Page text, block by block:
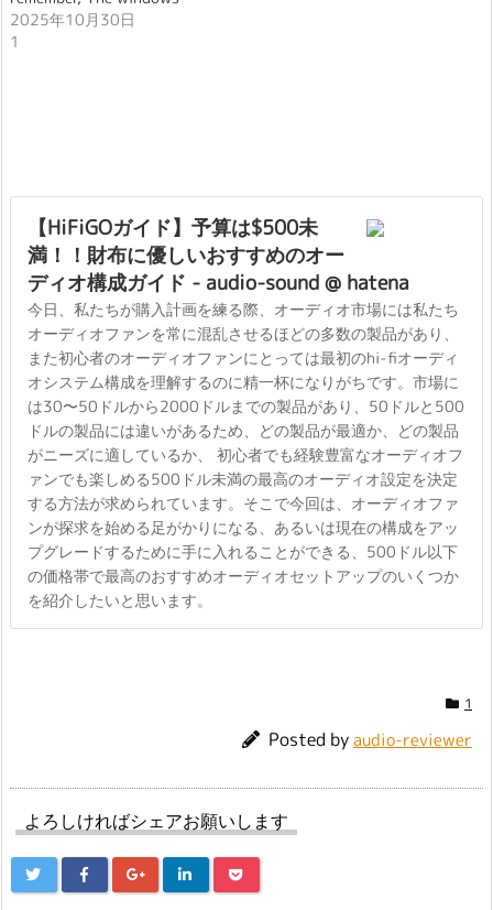
2025年10月30日
1
【HiFiGOガイド】予算は$500未
満！！財布に優しいおすすめのオー
ディオ構成ガイド - audio-sound @ hatena
今日、私たちが購入計画を練る際、オーディオ市場には私たち
オーディオファンを常に混乱させるほどの多数の製品があり、
また初心者のオーディオファンにとっては最初のhi-fiオーディ
オシステム構成を理解するのに精一杯になりがちです。市場に
は30〜50ドルから2000ドルまでの製品があり、50ドルと500
ドルの製品には違いがあるため、どの製品が最適か、どの製品
がニーズに適しているか、 初心者でも経験豊富なオーディオフ
ァンでも楽しめる500ドル未満の最高のオーディオ設定を決定
する方法が求められています。そこで今回は、オーディオファ
ンが探求を始める足がかりになる、あるいは現在の構成をアッ
プグレードするために手に入れることができる、500ドル以下
の価格帯で最高のおすすめオーディオセットアップのいくつか
を紹介したいと思います。
1
Posted byaudio-reviewer
よろしければシェアお願いします